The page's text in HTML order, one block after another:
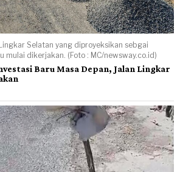
Selatan yang diproyeksikan sebgai
mulai dikerjakan. (Foto : MC/newsway.co.id)
Baru Masa Depan, Jalan Lingkar